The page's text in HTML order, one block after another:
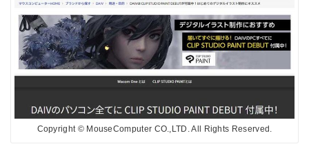
Copyright © MouseComputer CO.,LTD. All Rights Reserved.